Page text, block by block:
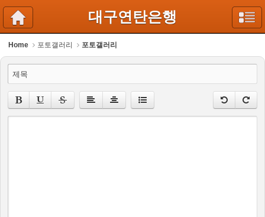
대구연탄은행
Home 포토갤러리 포토갤러리
제목